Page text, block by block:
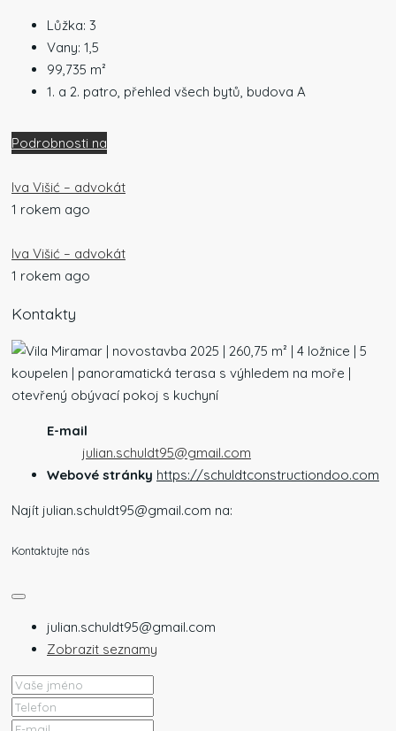
Lůžka: 3
Vany: 1,5
99,735 m²
1. a 2. patro, přehled všech bytů, budova A
Podrobnosti na
Iva Višić – advokát
1 rokem ago
Iva Višić – advokát
1 rokem ago
Kontakty
E-mail
julian.schuldt95@gmail.com
Webové stránky https://schuldtconstructiondoo.com
Najít julian.schuldt95@gmail.com na:
Kontaktujte nás
julian.schuldt95@gmail.com
Zobrazit seznamy